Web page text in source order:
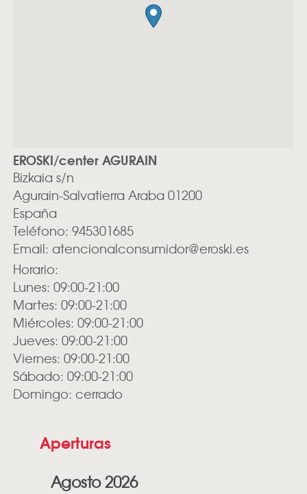
EROSKI/center AGURAIN
Bizkaia s/n
Agurain-Salvatierra Araba 01200
España
Teléfono: 945301685
Email: atencionalconsumidor@eroski.es
Horario:
Lunes: 09:00-21:00
Martes: 09:00-21:00
Miércoles: 09:00-21:00
Jueves: 09:00-21:00
Viernes: 09:00-21:00
Sábado: 09:00-21:00
Domingo: cerrado
Aperturas
Agosto 2026